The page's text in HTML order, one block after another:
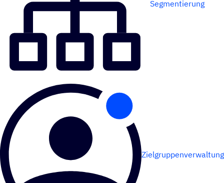
Segmentierung
Zielgruppenverwaltung